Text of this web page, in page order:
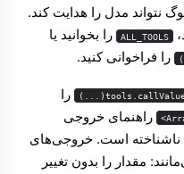
نتواند مدل را هدایت کند.
ALL_TOOLS را بخوانید یا
را فراخوانی کنید.
را
راهنمای خروجی
است. خروجی‌های
مقدار را بدون تغییر